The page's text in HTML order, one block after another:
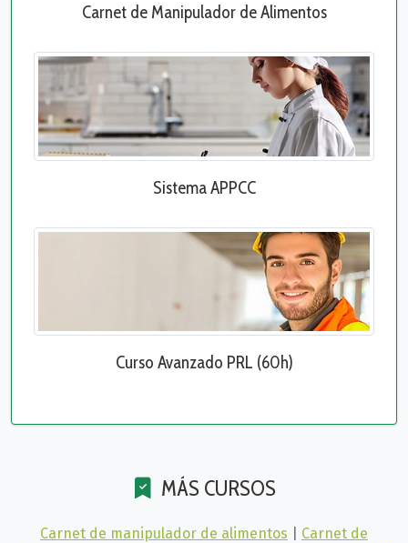
Carnet de Manipulador de Alimentos
Sistema APPCC
Curso Avanzado PRL (60h)
MÁS CURSOS
Carnet de manipulador de alimentos
Carnet de